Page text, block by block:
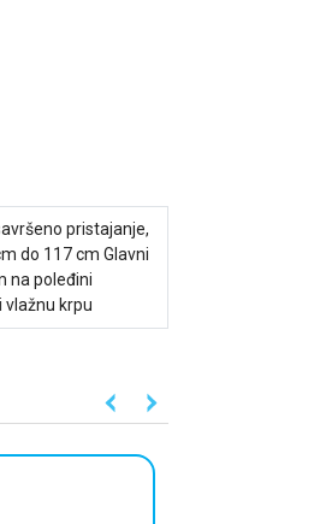
pristajanje,
do 117 cm Glavni
na poleđini
vlažnu krpu